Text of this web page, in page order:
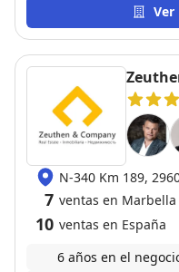
acompañó con
tuvimos que
N-340 Km 189,
7 ventas en Marbella
10 ventas en España
6 años en el